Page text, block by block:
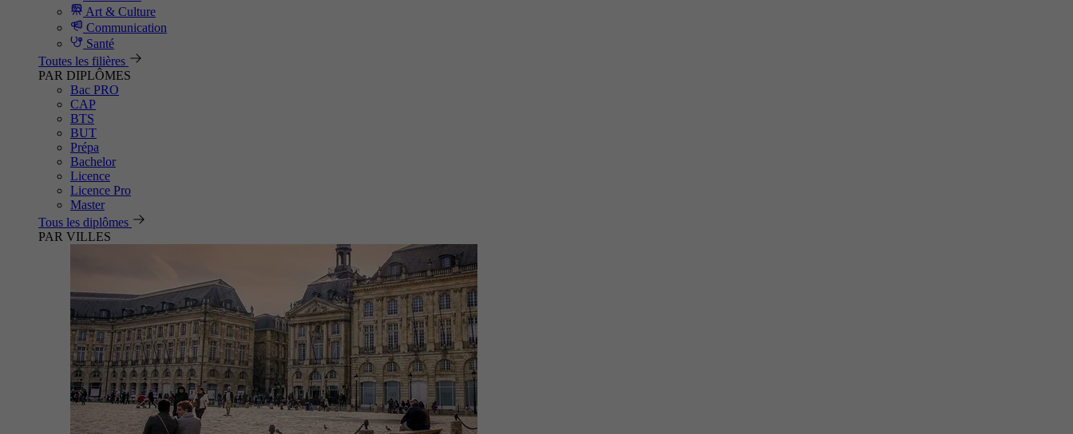
Art & Culture
Communication
Santé
Toutes les filières
PAR DIPLÔMES
Bac PRO
CAP
BTS
BUT
Prépa
Bachelor
Licence
Licence Pro
Master
Tous les diplômes
PAR VILLES